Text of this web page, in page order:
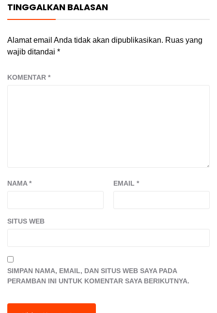
TINGGALKAN BALASAN
Alamat email Anda tidak akan dipublikasikan. Ruas yang
wajib ditandai *
KOMENTAR *
NAMA* EMAIL *
SITUS WEB
SIMPAN NAMA, EMAIL, DAN SITUS WEB SAYA PADA
PERAMBAN INI UNTUK KOMENTAR SAYA BERIKUTNYA.